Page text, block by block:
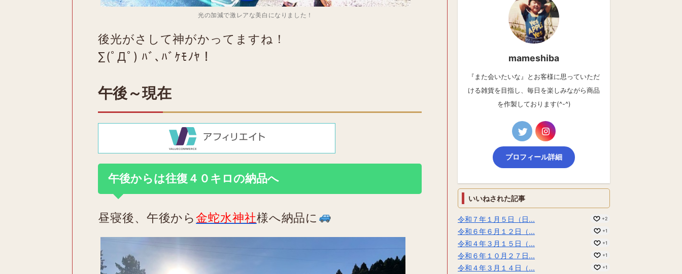
光の加減で激レアな美白になりました！
後光がさして神がかってますね！
∑(ﾟДﾟ) ﾊﾞ､ﾊﾞｹﾓﾉﾔ！
午後～現在
午後からは往復４０キロの納品へ
昼寝後、午後から金蛇水神社様へ納品に
mameshiba
『また会いたいな』とお客様に思っていただ
ける雑貨を目指し、毎日を楽しみながら商品
を作製しております(^-^)
プロフィール詳細
いいねされた記事
令和７年１月５日（日... +2
令和６年６月１２日（... +1
令和４年３月１５日（... +1
令和６年１０月２７日... +1
令和４年３月１４日（... +1